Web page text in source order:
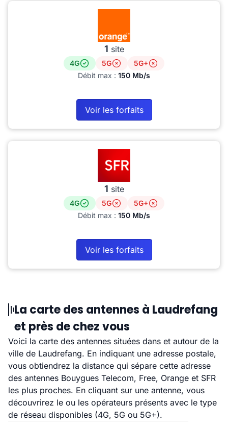
1 site
4G 5G
5G+
Débit max : 150 Mb/s
Voir les forfaits
1 site
4G 5G
5G+
Débit max : 150 Mb/s
Voir les forfaits
La carte des antennes à Laudrefang
et près de chez vous
Voici la carte des antennes situées dans et autour de la
ville de Laudrefang. En indiquant une adresse postale,
vous obtiendrez la distance qui sépare cette adresse
des antennes Bouygues Telecom, Free, Orange et SFR
les plus proches. En cliquant sur une antenne, vous
découvrirez le ou les opérateurs présents avec le type
de réseau disponibles (4G, 5G ou 5G+).